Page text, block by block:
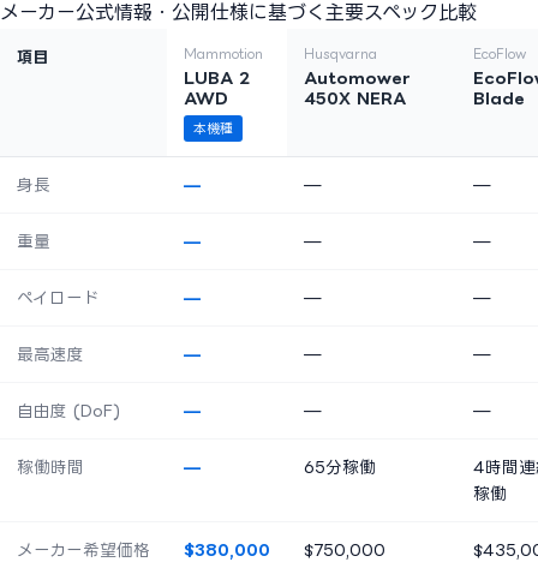
メーカー公式情報・公開仕様に基づく主要スペック比較
項目 Mammotion
LUBA 2
AWD
本機種
Husqvarna
Automower
450X NERA
EcoFlow
Blade
身長 — — —
重量 — — —
ペイロード — — —
最高速度 — — —
自由度 (DoF) — — —
稼働時間 — 65分稼働
4時間連
稼働
メーカー希望価格 $380,000 $750,000